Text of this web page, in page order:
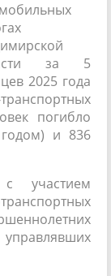
за 5
2025 года
погибло
и 836
участием